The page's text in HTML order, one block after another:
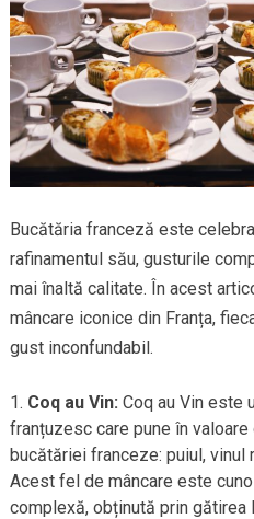
Bucătăria franceză este
rafinamentul său, gusturile
mai înaltă calitate. În acest
mâncare iconice din Franța,
gust inconfundabil.
Coq au Vin: Coq au Vin este
franțuzesc care pune în
bucătăriei franceze: puiul, vinul
Acest fel de mâncare este
complexă, obținută prin